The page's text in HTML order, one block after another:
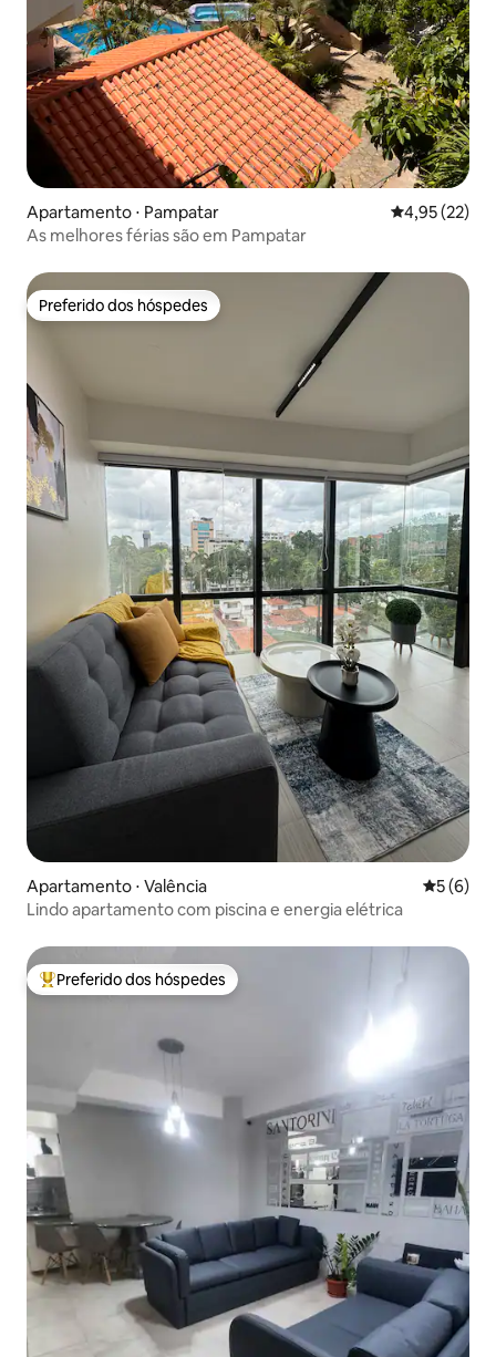
Apartamento ⋅ Pampatar 4,95 de uma
4,95 (22)
As melhores férias são em Pampatar
Preferido dos hóspedes
Preferido dos hóspedes
Apartamento ⋅ Valência 5 de
5 (6)
Lindo apartamento com piscina e energia elétrica
Entre os melhores preferidos dos hóspedes
Preferido dos hóspedes